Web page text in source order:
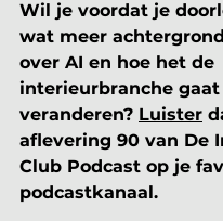
Wil je voordat je
wat meer
over AI en hoe het de
interieurbranche gaat
veranderen? Luister
aflevering 90 van De
Club Podcast op je
podcastkanaal.